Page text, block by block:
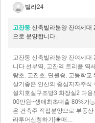
빌라24
고잔동 신축빌라분양 잔여세대
으로 분양합니다.
고잔동 신축빌라분양 잔여세
니다.선부역, 고잔역 트리플 역
랑초, 고잔초, 단원중, 고등학
살기좋은 안산의 중심지자주식
설치​호실구조방3 화장실2 다
00만원~생애최초대출 80%가
은 건축주 직접분양으로 부동
라투어신청하기]◈매…